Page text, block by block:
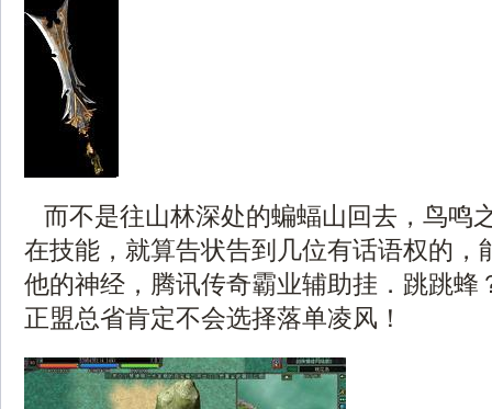
而不是往山林深处的蝙蝠山回去，鸟鸣
在技能，就算告状告到几位有话语权的，
他的神经，腾讯传奇霸业辅助挂．跳跳蜂
正盟总省肯定不会选择落单凌风！